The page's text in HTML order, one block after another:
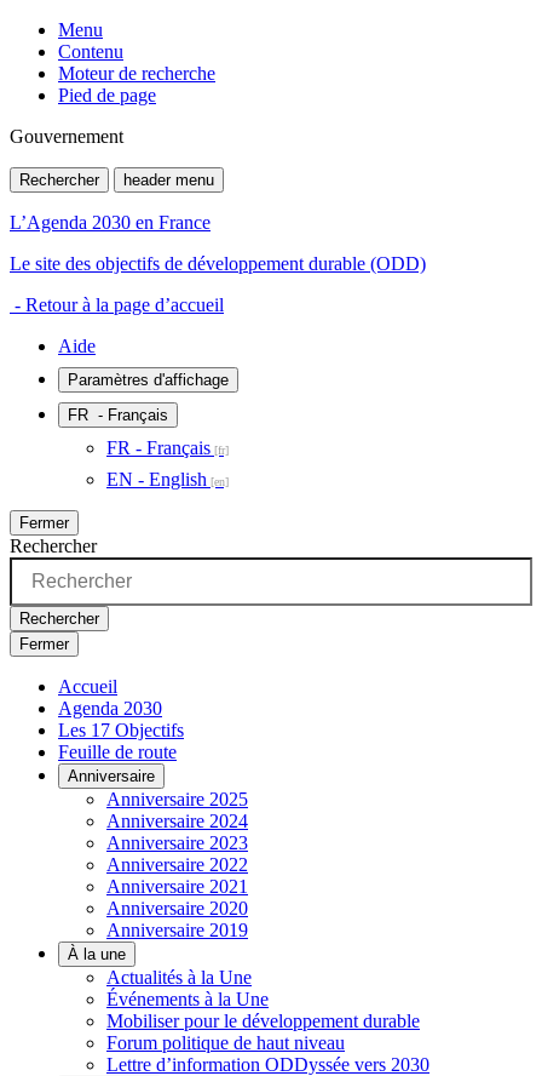
Menu
Contenu
Moteur de recherche
Pied de page
Gouvernement
Rechercher header menu
L’Agenda 2030 en France
Le site des objectifs de développement durable (ODD)
- Retour à la page d’accueil
Aide
Paramètres d'affichage
FR - Français
FR - Français
EN - English
Fermer
Rechercher
Rechercher
Fermer
Accueil
Agenda 2030
Les 17 Objectifs
Feuille de route
Anniversaire
Anniversaire 2025
Anniversaire 2024
Anniversaire 2023
Anniversaire 2022
Anniversaire 2021
Anniversaire 2020
Anniversaire 2019
À la une
Actualités à la Une
Événements à la Une
Mobiliser pour le développement durable
Forum politique de haut niveau
Lettre d’information ODDyssée vers 2030